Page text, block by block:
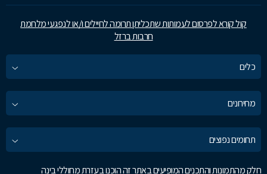
קול קורא לפרסום לעמותות שתכליתן תרומה לחיילים ו/או לנפגעי מלחמת
חרבות ברזל
כלים
מחירונים
תחומים נפוצים
חלק מהתמונות והתכנים המופיעים באתר זה הוכנו בעזרת מחוללי בינה